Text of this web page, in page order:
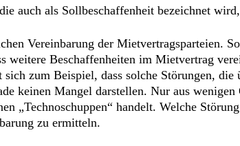
auch als Sollbeschaffenheit bezeichnet
Vereinbarung der Mietvertragsparteien.
weitere Beschaffenheiten im Mietvertrag
zum Beispiel, dass solche Störungen, die
keinen Mangel darstellen. Nur aus
„Technoschuppen“ handelt. Welche
zu ermitteln.